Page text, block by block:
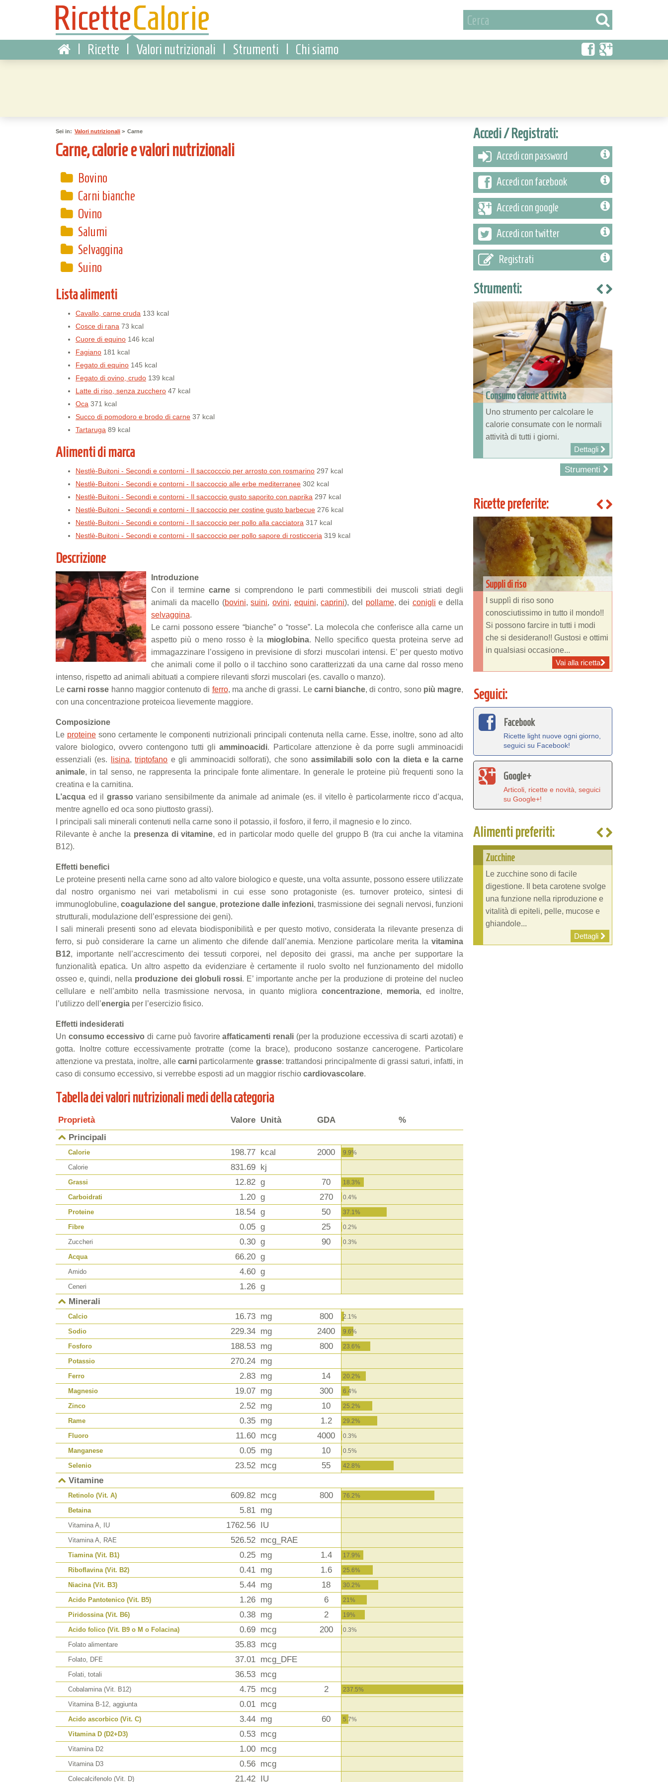
Ricette Valori nutrizionali Strumenti Chi siamo
Sei in: Valori nutrizionali > Carne
Carne, calorie e valori nutrizionali
Bovino
Carni bianche
Ovino
Salumi
Selvaggina
Suino
Lista alimenti
Cavallo, carne cruda 133 kcal
Cosce di rana 73 kcal
Cuore di equino 146 kcal
Fagiano 181 kcal
Fegato di equino 145 kcal
Fegato di ovino, crudo 139 kcal
Latte di riso, senza zucchero 47 kcal
Oca 371 kcal
Succo di pomodoro e brodo di carne 37 kcal
Tartaruga 89 kcal
Alimenti di marca
Nestlè-Buitoni - Secondi e contorni - Il saccocccio per arrosto con rosmarino 297 kcal
Nestlè-Buitoni - Secondi e contorni - Il saccoccio alle erbe mediterranee 302 kcal
Nestlè-Buitoni - Secondi e contorni - Il saccoccio gusto saporito con paprika 297 kcal
Nestlè-Buitoni - Secondi e contorni - Il saccoccio per costine gusto barbecue 276 kcal
Nestlè-Buitoni - Secondi e contorni - Il saccoccio per pollo alla cacciatora 317 kcal
Nestlè-Buitoni - Secondi e contorni - Il saccoccio per pollo sapore di rosticceria 319 kcal
Descrizione
Introduzione
Con il terminecarne si comprendono le parti commestibili dei muscoli striati degli
animali da macello (bovini,suini,ovini, equini,caprini), del pollame, dei conigli e della
selvaggina.
Le carni possono essere “bianche” o “rosse”. La molecola che conferisce alla carne un
aspetto più o meno rosso è la mioglobina. Nello specifico questa proteina serve ad
immagazzinare l’ossigeno in previsione di sforzi muscolari intensi. E’ per questo motivo
che animali come il pollo o il tacchino sono caratterizzati da una carne dal rosso meno
intenso, rispetto ad animali abituati a compiere rilevanti sforzi muscolari (es. cavallo o manzo).
Lecarni rosse hanno maggior contenuto di ferro, ma anche di grassi. Le carni bianche, di contro, sono più magre,
con una concentrazione proteicoa lievemente maggiore.
Composizione
Le proteine sono certamente le componenti nutrizionali principali contenuta nella carne. Esse, inoltre, sono ad alto
valore biologico, ovvero contengono tutti gli amminoacidi. Particolare attenzione è da porre sugli amminoacidi
essenziali (es.
lisina,triptofano e gli amminoacidi solforati), che sono assimilabili solo con la dieta e la carne
animale, in tal senso, ne rappresenta la principale fonte alimentare. In generale le proteine più frequenti sono la
creatina e la carnitina.
L’acqua ed il grasso variano sensibilmente da animale ad animale (es. il vitello è particolarmente ricco d’acqua,
mentre agnello ed oca sono piuttosto grassi).
I principali sali minerali contenuti nella carne sono il potassio, il fosforo, il ferro, il magnesio e lo zinco.
Rilevante è anche la presenza di vitamine, ed in particolar modo quelle del gruppo B (tra cui anche la vitamina
B12).
Effetti benefici
Le proteine presenti nella carne sono ad alto valore biologico e queste, una volta assunte, possono essere utilizzate
dal nostro organismo nei vari metabolismi in cui esse sono protagoniste (es. turnover proteico, sintesi di
immunoglobuline,coagulazione del sangue, protezione dalle infezioni, trasmissione dei segnali nervosi, funzioni
strutturali, modulazione dell’espressione dei geni).
I sali minerali presenti sono ad elevata biodisponibilità e per questo motivo, considerata la rilevante presenza di
ferro, si può considerare la carne un alimento che difende dall’anemia. Menzione particolare merita la vitamina
B12, importante nell’accrescimento dei tessuti corporei, nel deposito dei grassi, ma anche per supportare la
funzionalità epatica. Un altro aspetto da evidenziare è certamente il ruolo svolto nel funzionamento del midollo
osseo e, quindi, nella produzione dei globuli rossi. E’ importante anche per la produzione di proteine del nucleo
cellulare e nell’ambito nella trasmissione nervosa, in quanto migliora concentrazione, memoria, ed inoltre,
l’utilizzo dell’energia per l’esercizio fisico.
Effetti indesiderati
Un consumo eccessivo di carne può favorireaffaticamenti renali (per la produzione eccessiva di scarti azotati) e
gotta. Inoltre cotture eccessivamente protratte (come la brace), producono sostanze cancerogene. Particolare
attenzione va prestata, inoltre, allecarni particolarmente grasse: trattandosi principalmente di grassi saturi, infatti, in
caso di consumo eccessivo, si verrebbe esposti ad un maggior rischio cardiovascolare.
Tabella dei valori nutrizionali medi della categoria
Proprietà Valore Unità GDA
%
Principali
Calorie 198.77 kcal 2000 9.9%
Calorie 831.69 kj
Grassi 12.82 g 70 18.3%
Carboidrati 1.20 g 270 0.4%
Proteine 18.54 g 50 37.1%
Fibre 0.05 g 25 0.2%
Zuccheri 0.30 g 90 0.3%
Acqua 66.20 g
Amido 4.60 g
Ceneri 1.26 g
Minerali
Calcio 16.73 mg 800 2.1%
Sodio 229.34 mg 2400 9.6%
Fosforo 188.53 mg 800 23.6%
Potassio 270.24 mg
Ferro 2.83 mg 14 20.2%
Magnesio 19.07 mg 300 6.4%
Zinco 2.52 mg 10 25.2%
Rame 0.35 mg 1.2 29.2%
Fluoro 11.60 mcg 4000 0.3%
Manganese 0.05 mg 10 0.5%
Selenio 23.52 mcg 55 42.8%
Vitamine
Retinolo (Vit. A) 609.82 mcg 800 76.2%
Betaina 5.81 mg
Vitamina A, IU 1762.56 IU
Vitamina A, RAE 526.52 mcg_RAE
Tiamina (Vit. B1) 0.25 mg 1.4 17.9%
Riboflavina (Vit. B2) 0.41 mg 1.6 25.6%
Niacina (Vit. B3) 5.44 mg 18 30.2%
Acido Pantotenico (Vit. B5) 1.26 mg 6 21%
Piridossina (Vit. B6) 0.38 mg 2 19%
Acido folico (Vit. B9 o M o Folacina) 0.69 mcg 200 0.3%
Folato alimentare 35.83 mcg
Folato, DFE 37.01 mcg_DFE
Folati, totali 36.53 mcg
Cobalamina (Vit. B12) 4.75 mcg 2 237.5%
Vitamina B-12, aggiunta 0.01 mcg
Acido ascorbico (Vit. C) 3.44 mg 60 5.7%
Vitamina D (D2+D3) 0.53 mcg
Vitamina D2 1.00 mcg
Vitamina D3 0.56 mcg
Colecalcifenolo (Vit. D) 21.42 IU
Accedi / Registrati:
Accedi con password
Accedi con facebook
Accedi con google
Accedi con twitter
Registrati
Strumenti:
Consumo calorie attività
Uno strumento per calcolare le
calorie consumate con le normali
attività di tutti i giorni.
Dettagli
Strumenti
Ricette preferite:
Suppli di riso
I supplì di riso sono
conosciutissimo in tutto il mondo!!
Si possono farcire in tutti i modi
che si desiderano!! Gustosi e ottimi
in qualsiasi occasione...
Vai alla ricetta
Seguici:
Facebook
Ricette light nuove ogni giorno,
seguici su Facebook!
Google+
Articoli, ricette e novità, seguici
su Google+!
Alimenti preferiti:
Zucchine
Le zucchine sono di facile
digestione. Il beta carotene svolge
una funzione nella riproduzione e
vitalità di epiteli, pelle, mucose e
ghiandole...
Dettagli